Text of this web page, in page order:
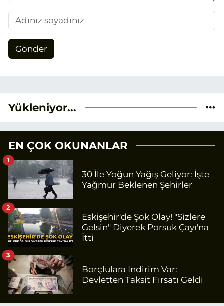
Gönder
Yükleniyor...
EN ÇOK OKUNANLAR
30 İle Yoğun Yağış Geliyor: İşte
Yağmur Beklenen Şehirler
1
Eskişehir'de Şok Olay! "Sizlere
Gelsin" Diyerek Porsuk Çayı'na
İtti
2
Borçlulara İndirim Var:
Devletten Taksit Fırsatı Geldi
3